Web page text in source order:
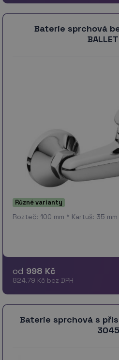
Baterie sprchová
Různé varianty
Rozteč: 100 mm * Kartuš: 35
od 998 Kč
824.79 Kč bez DPH
Baterie sprchová s
3045